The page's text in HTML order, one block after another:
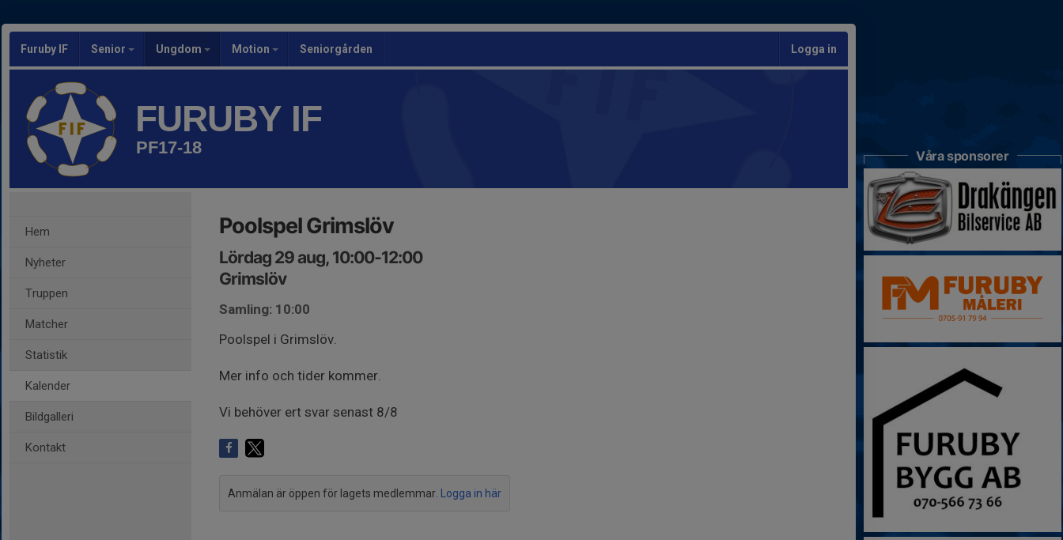
Furuby IF Senior Ungdom Motion Seniorgården Logga in
FURUBY IF
PF17-18
Hem
Nyheter
Truppen
Matcher
Statistik
Kalender
Bildgalleri
Kontakt
Poolspel Grimslöv
Lördag 29 aug, 10:00-12:00
Grimslöv
Samling: 10:00
Poolspel i Grimslöv.
Mer info och tider kommer.
Vi behöver ert svar senast 8/8
Anmälan är öppen för lagets medlemmar. Logga in här
Våra sponsorer